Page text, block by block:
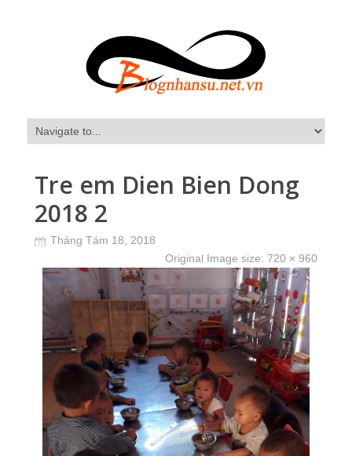
Tre em Dien Bien Dong
2018 2
Tháng Tám 18, 2018
Original Image size: 720 × 960